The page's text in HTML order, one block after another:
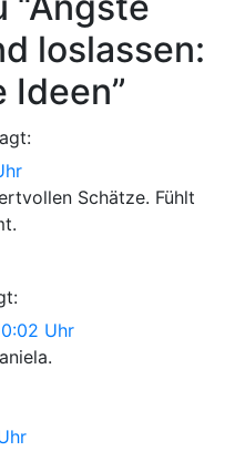
loslassen:
Ideen”
Schätze. Fühlt
Uhr